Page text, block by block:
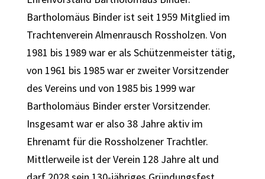
Bartholomäus Binder ist seit 1959 Mitglied im
Trachtenverein Almenrausch Rossholzen. Von
1981 bis 1989 war er als Schützenmeister tätig,
von 1961 bis 1985 war er zweiter Vorsitzender
des Vereins und von 1985 bis 1999 war
Bartholomäus Binder erster Vorsitzender.
Insgesamt war er also 38 Jahre aktiv im
Ehrenamt für die Rossholzener Trachtler.
Mittlerweile ist der Verein 128 Jahre alt und